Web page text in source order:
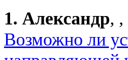
1. Александр,
Возможно ли